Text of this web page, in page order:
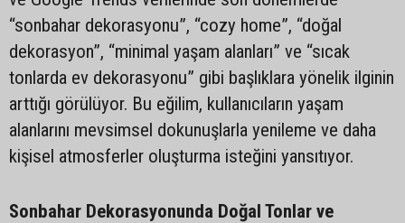
“sonbahar dekorasyonu”, “cozy home”, “doğal
dekorasyon”, “minimal yaşam alanları” ve “sıcak
tonlarda ev dekorasyonu” gibi başlıklara yönelik ilginin
arttığı görülüyor. Bu eğilim, kullanıcıların yaşam
alanlarını mevsimsel dokunuşlarla yenileme ve daha
kişisel atmosferler oluşturma isteğini yansıtıyor.
Sonbahar Dekorasyonunda Doğal Tonlar ve